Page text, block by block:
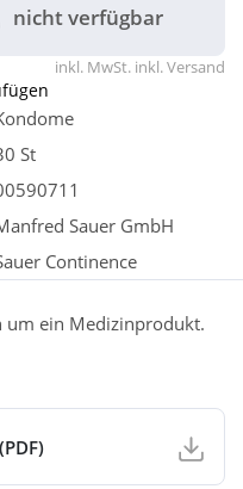
nicht verfügbar
inkl. MwSt. inkl. Versand
St
Sauer GmbH
Continence
um ein Medizinprodukt.